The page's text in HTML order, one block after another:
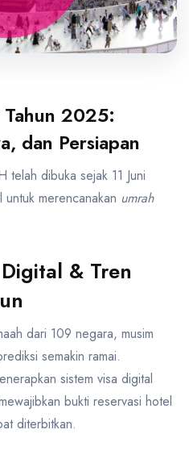
2025:
dan Persiapan
telah dibuka sejak 11 Juni
merencanakan umrah
& Tren
dari 109 negara, musim
semakin ramai.
sistem visa digital
bukti reservasi hotel
diterbitkan.